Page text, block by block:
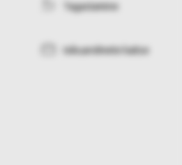
Tagastamine
Isikuandmete kaitse